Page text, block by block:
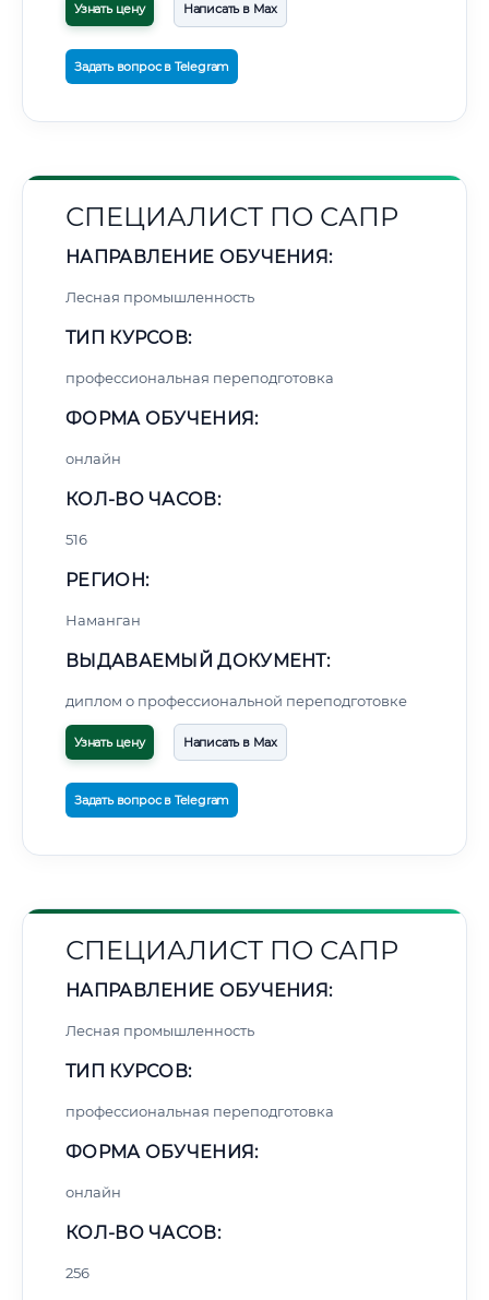
Узнать цену Написать в Max
Задать вопрос в Telegram
СПЕЦИАЛИСТ ПО САПР
НАПРАВЛЕНИЕ ОБУЧЕНИЯ:
Лесная промышленность
ТИП КУРСОВ:
профессиональная переподготовка
ФОРМА ОБУЧЕНИЯ:
онлайн
КОЛ-ВО ЧАСОВ:
516
РЕГИОН:
Наманган
ВЫДАВАЕМЫЙ ДОКУМЕНТ:
диплом о профессиональной переподготовке
Узнать цену Написать в Max
Задать вопрос в Telegram
СПЕЦИАЛИСТ ПО САПР
НАПРАВЛЕНИЕ ОБУЧЕНИЯ:
Лесная промышленность
ТИП КУРСОВ:
профессиональная переподготовка
ФОРМА ОБУЧЕНИЯ:
онлайн
КОЛ-ВО ЧАСОВ:
256